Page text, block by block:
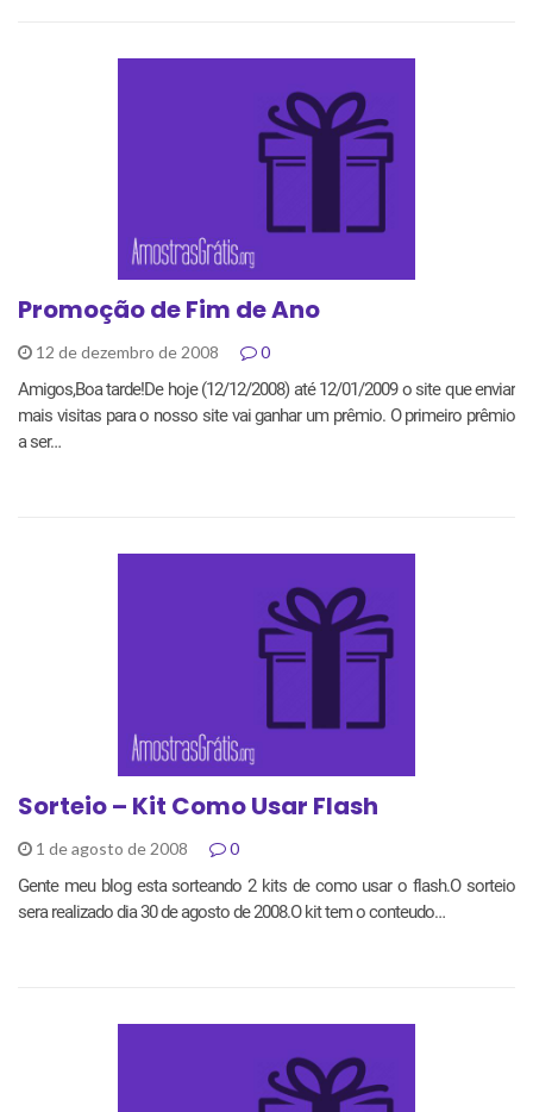
Promoção de Fim de Ano
12 de dezembro de 2008 0
Amigos,Boa tarde!De hoje (12/12/2008) até 12/01/2009 o site que enviar
mais visitas para o nosso site vai ganhar um prêmio. O primeiro prêmio
a ser…
Sorteio – Kit Como Usar Flash
1 de agosto de 2008 0
Gente meu blog esta sorteando 2 kits de como usar o flash.O sorteio
sera realizado dia 30 de agosto de 2008.O kit tem o conteudo…